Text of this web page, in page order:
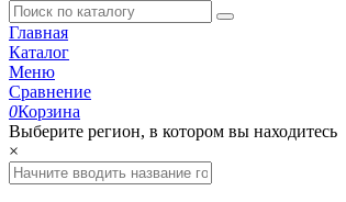
Главная
Каталог
Меню
Сравнение
0Корзина
Выберите регион, в котором вы находитесь
×